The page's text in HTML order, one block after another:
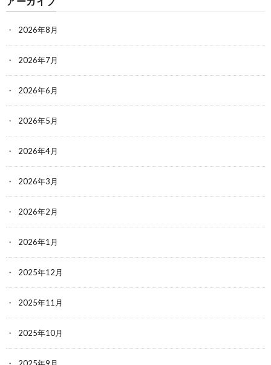
2026年8月
2026年7月
2026年6月
2026年5月
2026年4月
2026年3月
2026年2月
2026年1月
2025年12月
2025年11月
2025年10月